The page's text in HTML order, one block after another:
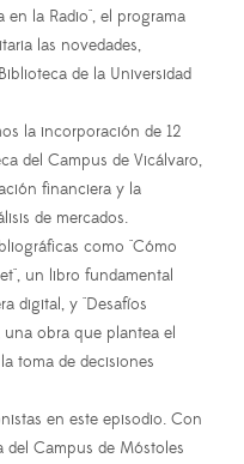
la Radio", el programa
las novedades,
de la Universidad
la incorporación de 12
del Campus de Vicálvaro,
financiera y la
de mercados.
como "Cómo
un libro fundamental
digital, y "Desafíos
obra que plantea el
toma de decisiones
en este episodio. Con
Campus de Móstoles